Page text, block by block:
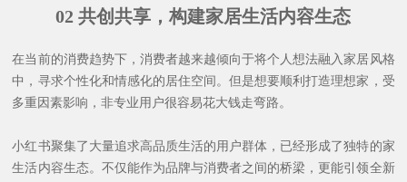
02共创共享，构建家居生活内容生态
在当前的消费趋势下，消费者越来越倾向于将个人想法融入家居风格
中，寻求个性化和情感化的居住空间。但是想要顺利打造理想家，受
多重因素影响，非专业用户很容易花大钱走弯路。
小红书聚集了大量追求高品质生活的用户群体，已经形成了独特的家
生活内容生态。不仅能作为品牌与消费者之间的桥梁，更能引领全新